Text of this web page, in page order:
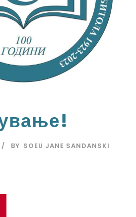
BY SOEU JANE SANDANSKI